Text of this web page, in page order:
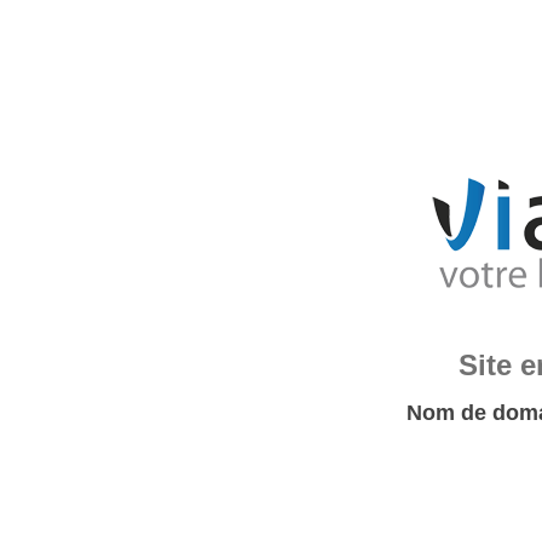
Site
Nom de